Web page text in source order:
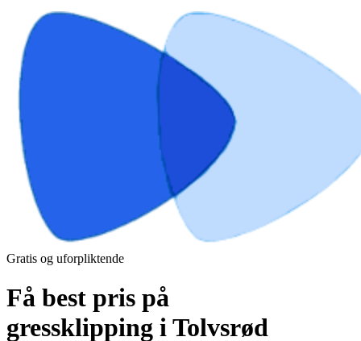
Gratis og uforpliktende
Få best pris på
gressklipping i Tolvsrød